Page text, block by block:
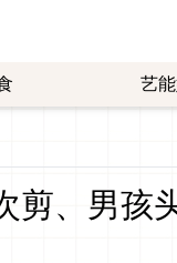
艺
剪、男孩